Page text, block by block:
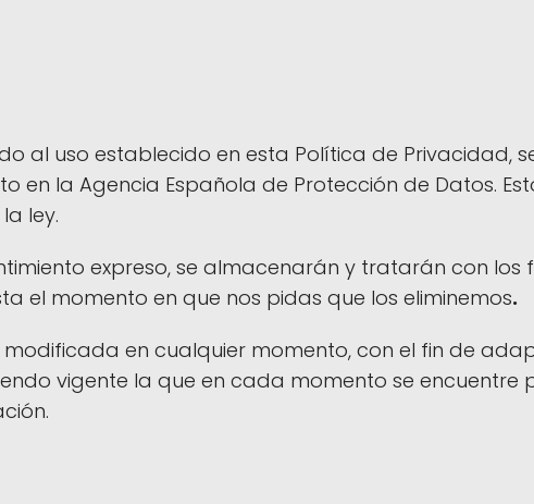
al uso establecido en esta Política de Privacidad,
la Agencia Española de Protección de Datos.
ley.
expreso, se almacenarán y tratarán con los
el momento en que nos pidas que los eliminemos.
en cualquier momento, con el fin de
vigente la que en cada momento se encuentre